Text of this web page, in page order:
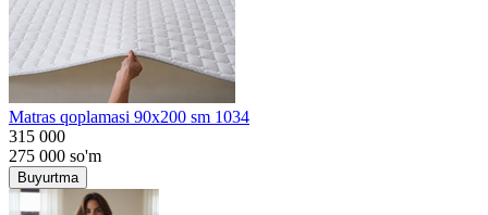
Matras qoplamasi 90x200 sm 1034
315 000
275 000 so'm
Buyurtma